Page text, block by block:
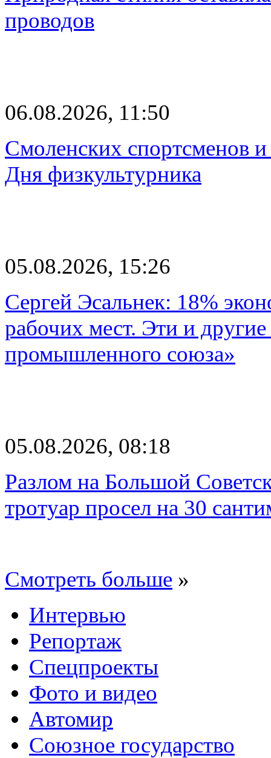
проводов
06.08.2026, 11:50
Смоленских спортсменов
Дня физкультурника
05.08.2026, 15:26
Сергей Эсальнек: 18%
рабочих мест. Эти и
промышленного союза»
05.08.2026, 08:18
Разлом на Большой
тротуар просел на 30
Смотреть больше »
Интервью
Репортаж
Спецпроекты
Фото и видео
Автомир
Союзное государство